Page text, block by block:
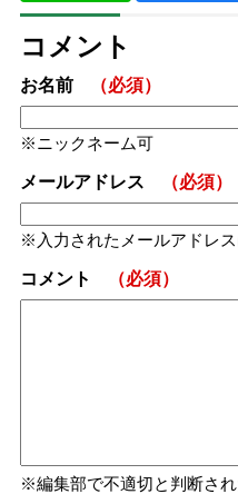
コメント
お名前 （必須）
ニックネーム可
メールアドレス （必須）
入力されたメールアドレ
コメント （必須）
編集部で不適切と判断さ